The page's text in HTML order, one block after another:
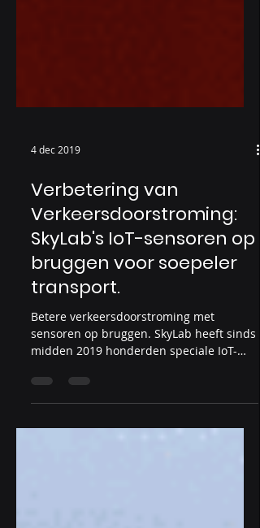
4 dec 2019
Verbetering van
Verkeersdoorstroming:
SkyLab's IoT-sensoren op
bruggen voor soepeler
transport.
Betere verkeersdoorstroming met
sensoren op bruggen. SkyLab heeft sinds